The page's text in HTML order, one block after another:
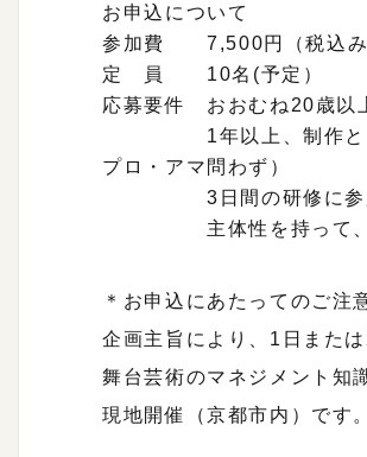
お申込について
参加費 7,500円（税込み
定 員 10名(予定）
応募要件 おおむね20歳以
1年以上、制作として
プロ・アマ問わず）
3日間の研修に参加で
主体性を持って、積
＊お申込にあたってのご注
企画主旨により、1日また
舞台芸術のマネジメント知
現地開催（京都市内）です